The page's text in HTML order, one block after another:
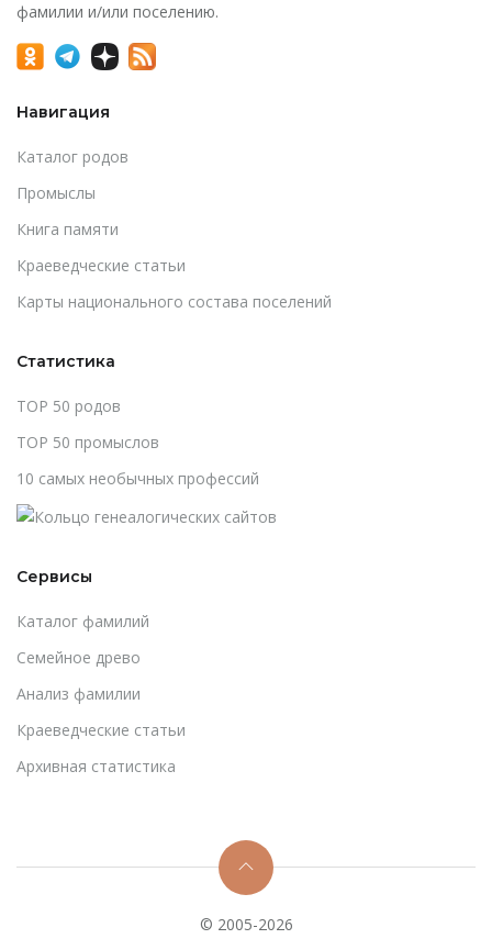
фамилии и/или поселению.
Навигация
Каталог родов
Промыслы
Книга памяти
Краеведческие статьи
Карты национального состава поселений
Статистика
TOP 50 родов
TOP 50 промыслов
10 самых необычных профессий
Сервисы
Каталог фамилий
Cемейное древо
Анализ фамилии
Краеведческие статьи
Архивная статистика
© 2005-2026